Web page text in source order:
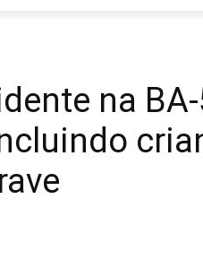
na